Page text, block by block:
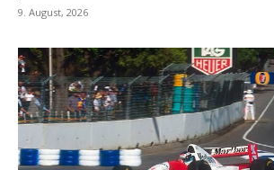
9. August, 2026